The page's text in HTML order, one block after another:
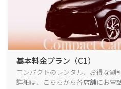
基本料金プラン（C1）
コンパクトのレンタル、お得な割
詳細は、こちらから各店舗にお電